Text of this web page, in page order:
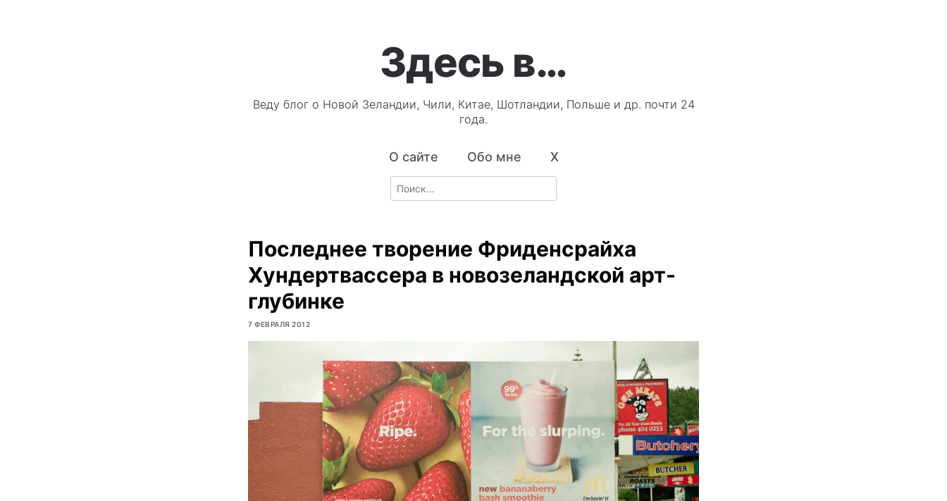
Здесь в…
Веду блог о Новой Зеландии, Чили, Китае, Шотландии, Польше и др. почти 24
года.
О сайте Обо мне X
Search
for:
Последнее творение Фриденсрайха
Хундертвассера в новозеландской арт-
глубинке
7 ФЕВРАЛЯ 2012